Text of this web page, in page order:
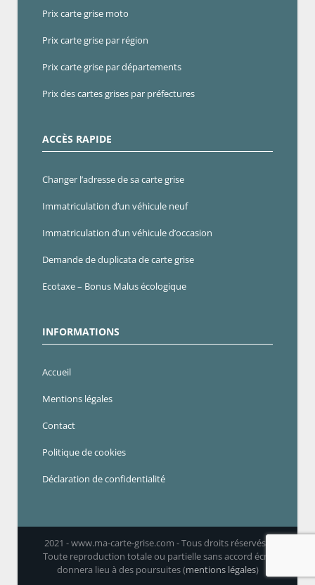
Prix carte grise moto
Prix carte grise par région
Prix carte grise par départements
Prix des cartes grises par préfectures
ACCÈS RAPIDE
Changer l’adresse de sa carte grise
Immatriculation d’un véhicule neuf
Immatriculation d’un véhicule d’occasion
Demande de duplicata de carte grise
Ecotaxe – Bonus Malus écologique
INFORMATIONS
Accueil
Mentions légales
Contact
Politique de cookies
Déclaration de confidentialité
2021 - www.ma-carte-grise.com - Tous droits réservés -
Toute reproduction totale ou partielle sans accord écrit
donnera lieu à des poursuites (mentions légales)